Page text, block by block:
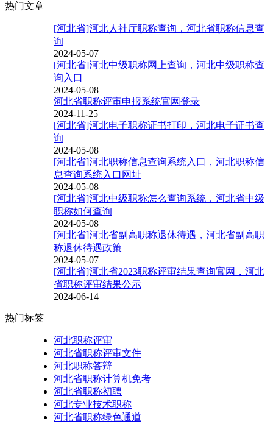
热门文章
[河北省]河北人社厅职称查询，河北省职称信息查
询
2024-05-07
[河北省]河北中级职称网上查询，河北中级职称查
询入口
2024-05-08
河北省职称评审申报系统官网登录
2024-11-25
[河北省]河北电子职称证书打印，河北电子证书查
询
2024-05-08
[河北省]河北职称信息查询系统入口，河北职称信
息查询系统入口网址
2024-05-08
[河北省]河北中级职称怎么查询系统，河北省中级
职称如何查询
2024-05-08
[河北省]河北省副高职称退休待遇，河北省副高职
称退休待遇政策
2024-05-07
[河北省]河北省2023职称评审结果查询官网，河北
省职称评审结果公示
2024-06-14
热门标签
河北职称评审
河北省职称评审文件
河北职称答辩
河北省职称计算机免考
河北省职称初聘
河北专业技术职称
河北省职称绿色通道